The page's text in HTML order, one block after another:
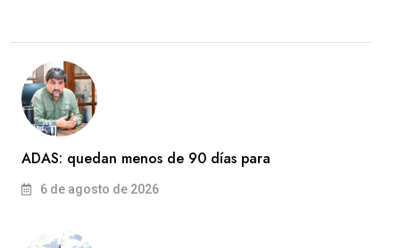
ADAS: quedan menos de 90 días para
6 de agosto de 2026